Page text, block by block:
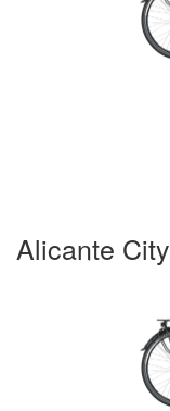
Alicante City